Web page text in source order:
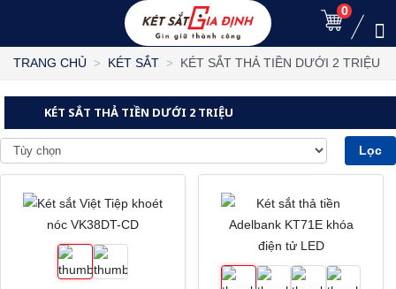
0
TRANG CHỦ KÉT SẮT KÉT SẮT THẢ TIỀN DƯỚI 2 TRIỆU
KÉT SẮT THẢ TIỀN DƯỚI 2 TRIỆU
Lọc